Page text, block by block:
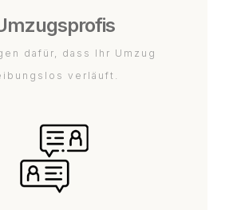
dafür, dass Ihr Umzug
verläuft.